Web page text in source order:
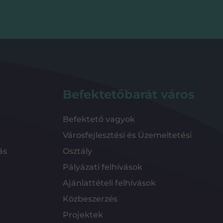
Befektetőbarát város
Befektető vagyok
Városfejlesztési és Üzemeltetési
Osztály
Pályázati felhívások
Ajánlattételi felhívások
Közbeszerzés
Projektek